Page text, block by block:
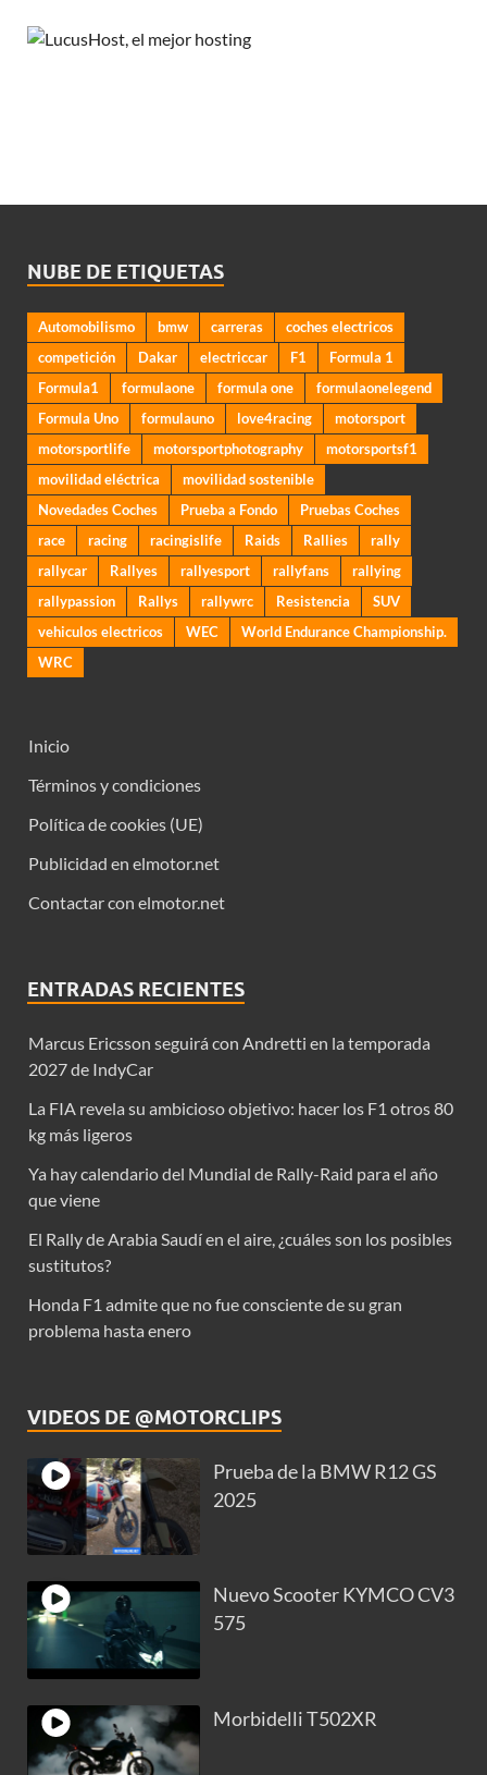
NUBE DE ETIQUETAS
Automobilismo bmw carreras
coches electricos
competición
Dakar electriccar F1
Formula 1
Formula1
formulaone formula one
formulaonelegend
Formula Uno
formulauno love4racing
motorsport
motorsportlife
motorsportphotography
motorsportsf1
movilidad eléctrica
movilidad sostenible
Novedades Coches
Prueba a Fondo
Pruebas Coches
race
racing racingislife Raids Rallies
rally
rallycar
Rallyes rallyesport rallyfans
rallying
rallypassion
Rallys rallywrc Resistencia
SUV
vehiculos electricos
WEC
World Endurance Championship.
WRC
Inicio
Términos y condiciones
Política de cookies (UE)
Publicidad en elmotor.net
Contactar con elmotor.net
ENTRADAS RECIENTES
Marcus Ericsson seguirá con Andretti en la temporada
2027 de IndyCar
La FIA revela su ambicioso objetivo: hacer los F1 otros 80
kg más ligeros
Ya hay calendario del Mundial de Rally-Raid para el año
que viene
El Rally de Arabia Saudí en el aire, ¿cuáles son los posibles
sustitutos?
Honda F1 admite que no fue consciente de su gran
problema hasta enero
VIDEOS DE @MOTORCLIPS
Prueba de la BMW R12 GS
2025
Nuevo Scooter KYMCO CV3
575
Morbidelli T502XR